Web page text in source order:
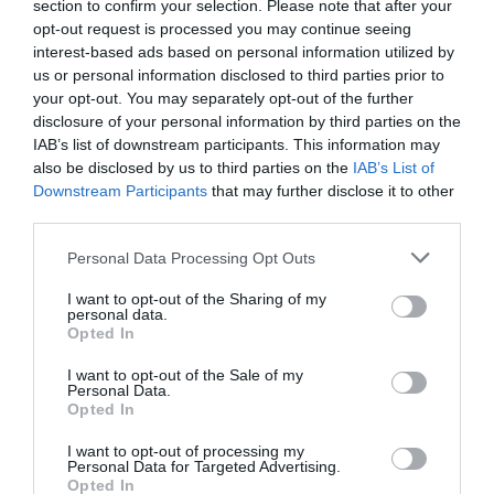
section to confirm your selection. Please note that after your
opt-out request is processed you may continue seeing
interest-based ads based on personal information utilized by
us or personal information disclosed to third parties prior to
your opt-out. You may separately opt-out of the further
disclosure of your personal information by third parties on the
IAB’s list of downstream participants. This information may
also be disclosed by us to third parties on the IAB’s List of
Downstream Participants that may further disclose it to other
Personal Data Processing Opt Outs
I want to opt-out of the Sharing of my
personal data.
Opted In
I want to opt-out of the Sale of my
Personal Data.
Opted In
I want to opt-out of processing my
Personal Data for Targeted Advertising.
Opted In
να μυρίζει ωραία η ανάσα μου και να γίνω πιο θελκτικός
και της λέω ατάκα- θανάτου.
-Η οποία είναι…; Μη μας κρατάτε σε αγωνία, Θείο
Παρέα.
“How you doin’?”. Tο ’χω δει στα «Φιλαράκια» κι επειδή
-Σα να λέμε «Τζόι», δηλαδή. «Απόλαυση».
Δε μου αρέσει να περιαυτολογώ, αλλά αν με δεις να
στέκομαι εκεί ανάμεσα στους 18ρηδες στα 65 μου
χρόνια, με το κοστούμι μου που χωράει εμένα κι άλλους
3 μέσα (έτσι τα φορούσαμε στα 80s) να έχει πάνω του